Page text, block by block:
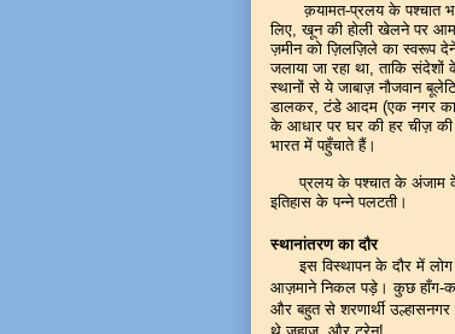
क़यामत-प्रलय के पश्चात
लिए, खून की होली खेलने पर
ज़मीन को ज़िलज़िले का स्वरूप देने
जलाया जा रहा था, ताकि
स्थानों से ये जाबाज़ नौजवान
डालकर, टंडे आदम (एक नगर
के आधार पर घर की हर चीज़ की
भारत में पहुँचाते हैं।
प्रलय के पश्चात के अंजाम के
इतिहास के पन्ने पलटती।
स्थानांतरण का दौर
इस विस्थापन के दौर में लोग
आज़माने निकल पड़े। कुछ हाँग-
और बहुत से शरणार्थी